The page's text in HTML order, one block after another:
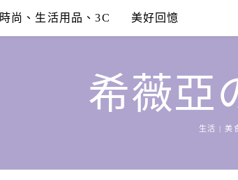
時尚、生活用品、3C 美好回憶
希薇亞
生活 | 美